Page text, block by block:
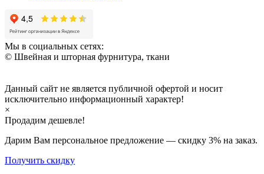
Мы в социальных сетях:
© Швейная и шторная фурнитура, ткани
Данный сайт не является публичной офертой и носит
исключительно информационный характер!
×
Продадим дешевле!
Дарим Вам персональное предложение — скидку 3% на заказ.
Получить скидку